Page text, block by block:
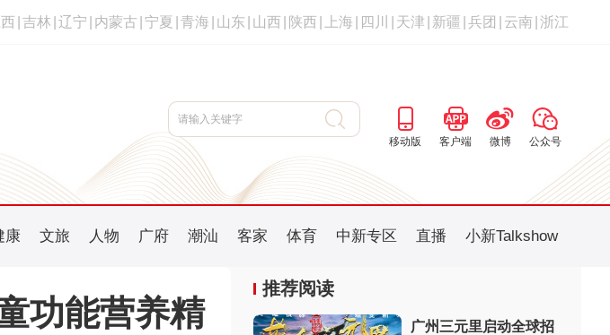
吉林 辽宁 内蒙古 宁夏 青海 山东 山西 陕西 上海 四川 天津 新疆 兵团 云南 浙江
移动版 客户端 微博 公众号
康 文旅 人物 广府 潮汕 客家 体育 中新专区 直播 小新Talkshow
功能营养精
推荐阅读
广州三元里启动全球招